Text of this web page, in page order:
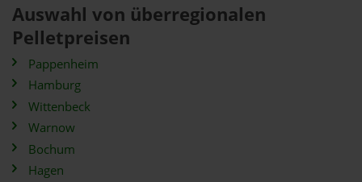
Auswahl von überregionalen
Pelletpreisen
Pappenheim
Hamburg
Wittenbeck
Warnow
Bochum
Hagen